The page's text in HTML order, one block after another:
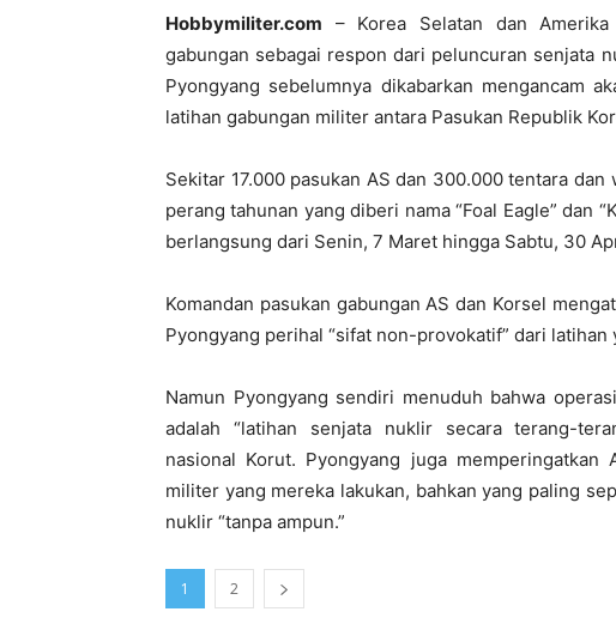
Hobbymiliter.com – Korea Selatan dan
gabungan sebagai respon dari peluncuran senjata
Pyongyang sebelumnya dikabarkan mengancam
latihan gabungan militer antara Pasukan Republik
Sekitar 17.000 pasukan AS dan 300.000 tentara
perang tahunan yang diberi nama “Foal Eagle” dan
berlangsung dari Senin, 7 Maret hingga Sabtu, 30
Komandan pasukan gabungan AS dan Korsel
Pyongyang perihal “sifat non-provokatif” dari latihan
Namun Pyongyang sendiri menuduh bahwa
adalah “latihan senjata nuklir secara terang-
nasional Korut. Pyongyang juga
militer yang mereka lakukan, bahkan yang paling
nuklir “tanpa ampun.”
1 2